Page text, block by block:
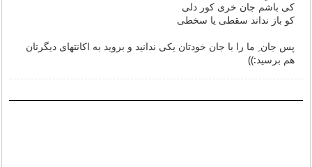
کی باشم جان خری کور دلی
کو باز نداند سقطی یا سخطی
پس جان ِ ما را با جان خودتان یکی ندانید و بروید به اکانتهای دیگرتان
هم برسید:))